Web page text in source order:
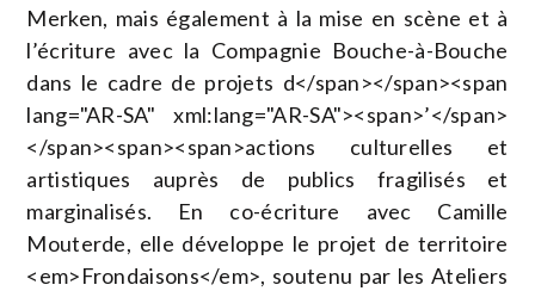
Merken, mais également à la mise en scène et à
l’écriture avec la Compagnie Bouche-à-Bouche
dans le cadre de projets d</span></span><span
lang="AR-SA" xml:lang="AR-SA"><span>’</span>
</span><span><span>actions culturelles et
artistiques auprès de publics fragilisés et
marginalisés. En co-écriture avec Camille
Mouterde, elle développe le projet de territoire
<em>Frondaisons</em>, soutenu par les Ateliers